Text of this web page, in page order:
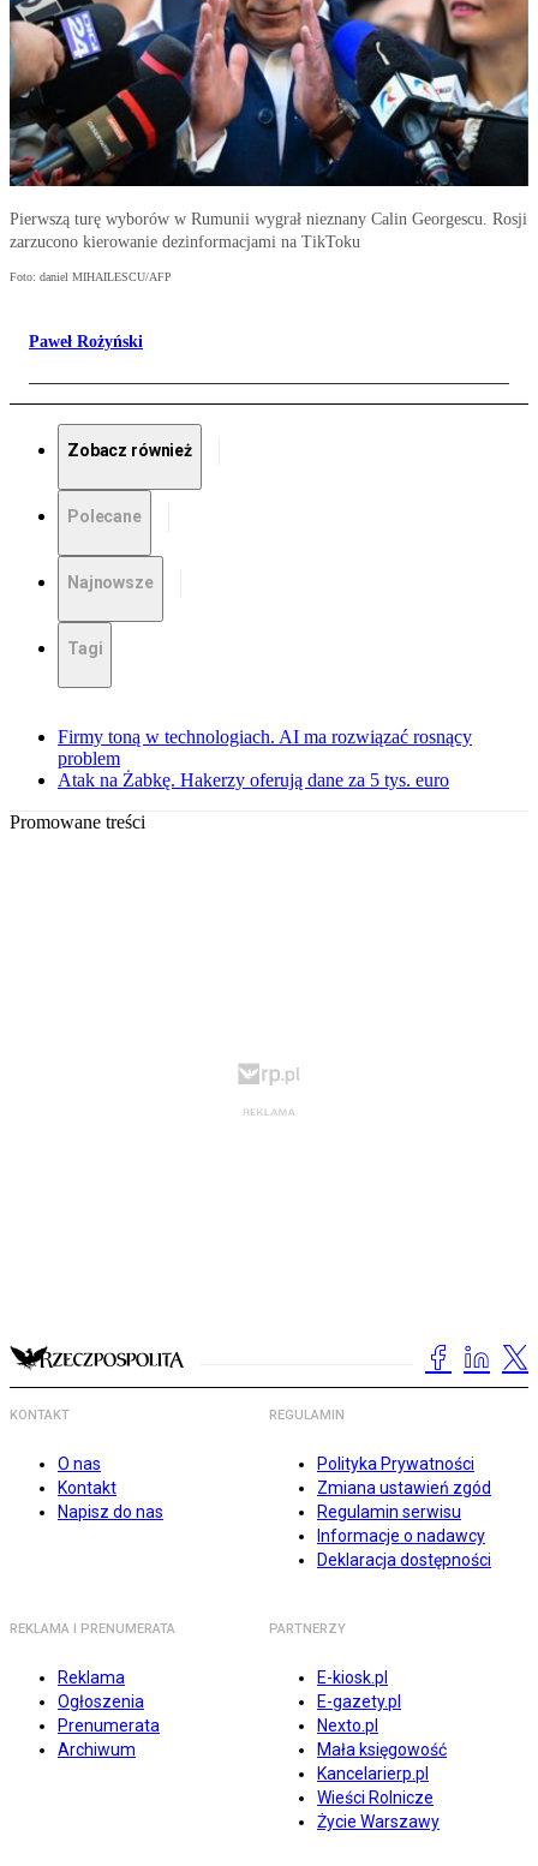
Pierwszą turę wyborów w Rumunii wygrał nieznany Calin Georgescu. Rosji
zarzucono kierowanie dezinformacjami na TikToku
Foto: daniel MIHAILESCU/AFP
Paweł Rożyński
Zobacz również
Polecane
Najnowsze
Tagi
Firmy toną w technologiach. AI ma rozwiązać rosnący
problem
Atak na Żabkę. Hakerzy oferują dane za 5 tys. euro
Promowane treści
KONTAKT
O nas
Kontakt
Napisz do nas
REGULAMIN
Polityka Prywatności
Zmiana ustawień zgód
Regulamin serwisu
Informacje o nadawcy
Deklaracja dostępności
REKLAMA I PRENUMERATA
Reklama
Ogłoszenia
Prenumerata
Archiwum
PARTNERZY
E-kiosk.pl
E-gazety.pl
Nexto.pl
Mała księgowość
Kancelarierp.pl
Wieści Rolnicze
Życie Warszawy